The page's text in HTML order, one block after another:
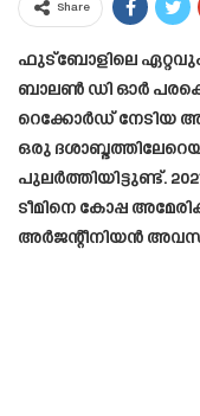
Share
ഫുട്ബോളിലെ ഏറ്റവും
ബാലൺ ഡി ഓർ
റെക്കോർഡ് നേടിയ
ഒരു
പുലർത്തിയിട്ടുണ്ട്.
ടീമിനെ കോപ്പ
അർജന്റീനിയൻ